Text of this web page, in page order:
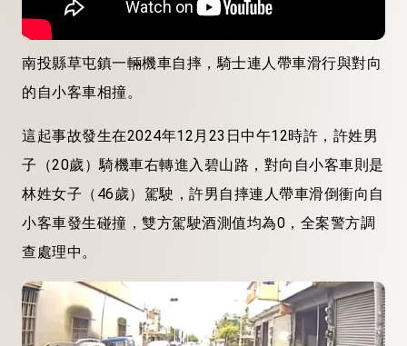
南投縣草屯鎮一輛機車自摔，騎士連人帶車滑行與對向
的自小客車相撞。
這起事故發生在2024年12月23日中午12時許，許姓男
子（20歲）騎機車右轉進入碧山路，對向自小客車則是
林姓女子（46歲）駕駛，許男自摔連人帶車滑倒衝向自
小客車發生碰撞，雙方駕駛酒測值均為0，全案警方調
查處理中。